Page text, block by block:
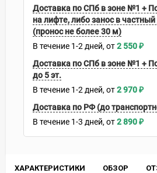
ХАРАКТЕРИСТИКИ ОБЗОР
Доставка по СПб в зоне №1 +
на лифте, либо занос в
(пронос не более 30 м)
В течение 1-2 дней 2 550₽
Доставка по СПб в зоне №1 +
до 5 эт.
В течение 1-2 дней 2 970₽
Доставка по РФ (до
В течение 1-3 дней 2 890₽